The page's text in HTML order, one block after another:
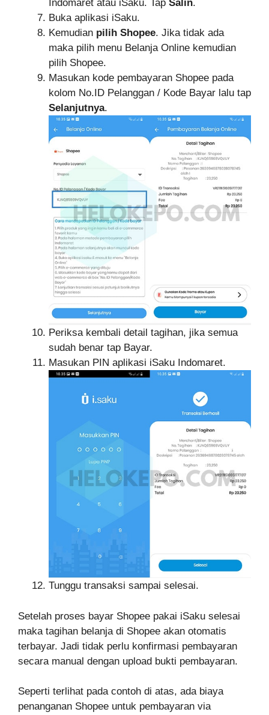
Indomaret atau iSaku. Tap Salin.
Buka aplikasi iSaku.
Kemudian pilih Shopee. Jika tidak ada
maka pilih menu Belanja Online kemudian
pilih Shopee.
Masukan kode pembayaran Shopee pada
kolom No.ID Pelanggan / Kode Bayar lalu tap
Selanjutnya.
Periksa kembali detail tagihan, jika semua
sudah benar tap Bayar.
Masukan PIN aplikasi iSaku Indomaret.
Tunggu transaksi sampai selesai.
Setelah proses bayar Shopee pakai iSaku selesai
maka tagihan belanja di Shopee akan otomatis
terbayar. Jadi tidak perlu konfirmasi pembayaran
secara manual dengan upload bukti pembayaran.
Seperti terlihat pada contoh di atas, ada biaya
penanganan Shopee untuk pembayaran via